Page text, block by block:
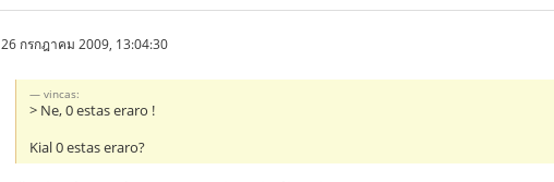
26 กรกฎาคม 2009, 13:04:30
vincas:
> Ne, 0 estas eraro !
Kial 0 estas eraro?